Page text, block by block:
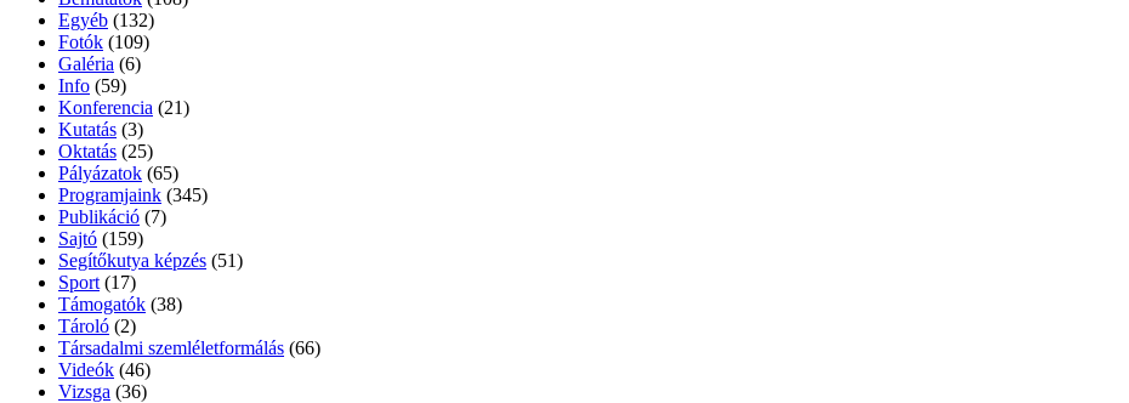
Egyéb (132)
Fotók (109)
Galéria (6)
Info (59)
Konferencia (21)
Kutatás (3)
Oktatás (25)
Pályázatok (65)
Programjaink (345)
Publikáció (7)
Sajtó (159)
Segítőkutya képzés (51)
Sport (17)
Támogatók (38)
Tároló (2)
Társadalmi szemléletformálás (66)
Videók (46)
Vizsga (36)